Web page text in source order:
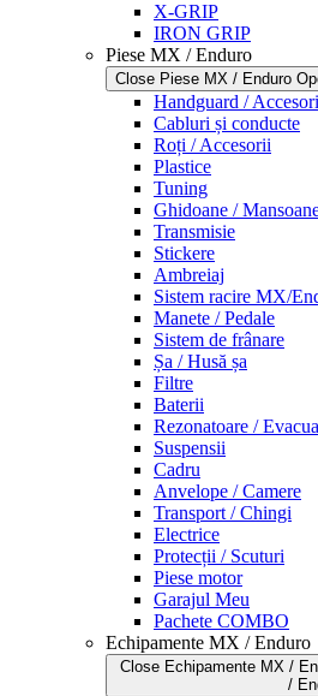
X-GRIP
IRON GRIP
Piese MX / Enduro
Close Piese MX / Enduro
Handguard /
Cabluri și conducte
Roți / Accesorii
Plastice
Tuning
Ghidoane /
Transmisie
Stickere
Ambreiaj
Sistem racire MX/
Manete / Pedale
Sistem de frânare
Șa / Husă șa
Filtre
Baterii
Rezonatoare /
Suspensii
Cadru
Anvelope / Camere
Transport / Chingi
Electrice
Protecții / Scuturi
Piese motor
Garajul Meu
Pachete COMBO
Echipamente MX / Enduro
Close Echipamente MX /
/